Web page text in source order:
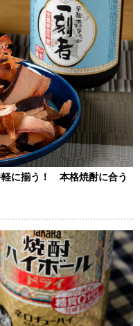
軽に揃う！ 本格焼酎に合う